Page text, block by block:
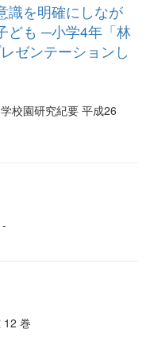
識を明確にしなが
ども ─小学4年「林
ゼンテーションし
校園研究紀要 平成26
12 巻